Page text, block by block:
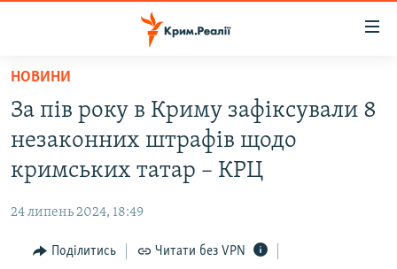
Перейти
основного
матеріалу
до
основної
Перейти
ВОДА.КРИМ
БЛОГИ
ПОГЛЯД
НОВИНИ
За пів року в Криму зафіксували 8
незаконних штрафів щодо
кримських татар – КРЦ
24 липень 2024, 18:49
Поділитись Читати без VPN